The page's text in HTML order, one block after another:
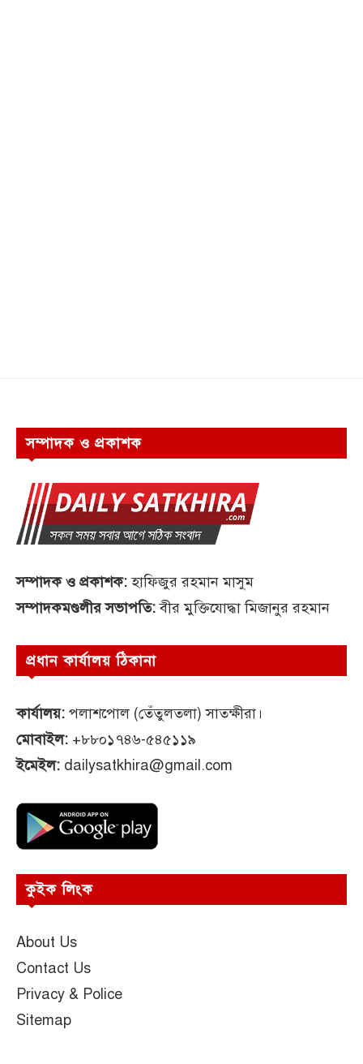
সম্পাদক ও প্রকাশক
সম্পাদক ও প্রকাশক:হাফিজুর রহমান মাসুম
সম্পাদকমণ্ডলীর সভাপতি:বীর মুক্তিযোদ্ধা মিজানুর রহমান
প্রধান কার্যালয় ঠিকানা
কার্যালয়: পলাশপোল (তেঁতুলতলা) সাতক্ষীরা।
মোবাইল: +৮৮০১৭৪৬-৫৪৫১১৯
ইমেইল: dailysatkhira@gmail.com
কুইক লিংক
About Us
Contact Us
Privacy & Police
Sitemap